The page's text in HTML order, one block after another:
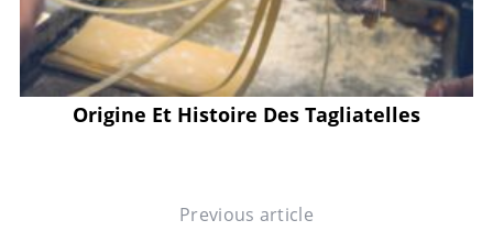
Origine Et Histoire Des Tagliatelles
Previous article